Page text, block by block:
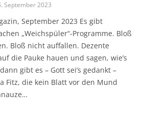
September 2023
September 2023 Es gibt
„Weichspüler“-Programme. Bloß
Bloß nicht auffallen. Dezente
die Pauke hauen und sagen, wie’s
gibt es – Gott sei’s gedankt –
Fitz, die kein Blatt vor den Mund